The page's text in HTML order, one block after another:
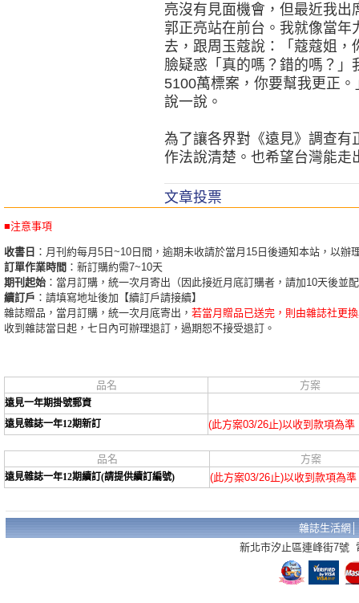
亮沒有見面機會，但最近我
郭正亮站在前台。我就像當年
去，跟周玉蔻說：「蔻蔻姐
臉疑惑「真的嗎？錯的嗎？
5100萬標案，你要幫我更正
說一說。
為了讓各界對《遠見》調查有
作法說清楚。也希望台灣能走
文章投票
■注意事項
收書日 ：月刊約每月5日~10日間，逾期未收請於當月15日後通知本站，以辦
訂單作業時間 ：新訂購約需7~10天
期刊起始 ：當月訂購，統一次月寄出（因此接近月底訂購者，請加10天後並
續訂戶 ：請填寫地址後加【續訂戶請接續】
雜誌贈品，當月訂購，統一次月底寄出， 若當月贈品已送完，則由雜誌社更
收到雜誌當日起，七日內可辦理退訂，過期恕不接受退訂。
品名 方案
遠見一年期掛號郵資
遠見雜誌一年12期新訂
(此方案03/26止)以收到款項為準
品名 方案
遠見雜誌一年12期續訂(請提供續訂編號) (此方案03/26止)以收到款項為準
雜誌生活網
新北市汐止區連峰街7號